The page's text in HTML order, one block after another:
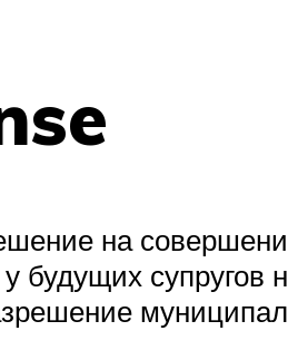
на
супругов